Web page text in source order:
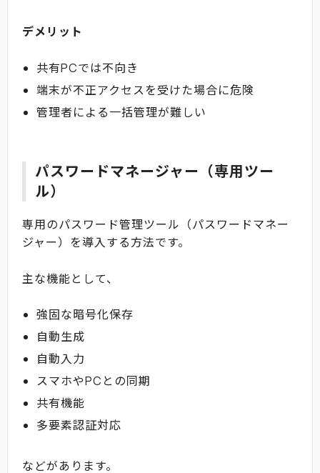
デメリット
共有PCでは不向き
端末が不正アクセスを受けた場合に危険
管理者による一括管理が難しい
パスワードマネージャー（専用ツー
ル）
専用のパスワード管理ツール（パスワードマネー
ジャー）を導入する方法です。
主な機能として、
強固な暗号化保存
自動生成
自動入力
スマホやPCとの同期
共有機能
多要素認証対応
などがあります。